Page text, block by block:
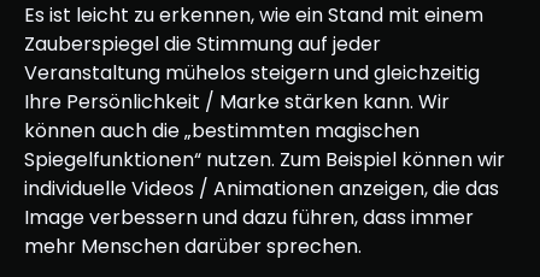
Es ist leicht zu erkennen, wie ein Stand mit einem
Zauberspiegel die Stimmung auf jeder
Veranstaltung mühelos steigern und gleichzeitig
Ihre Persönlichkeit / Marke stärken kann. Wir
können auch die „bestimmten magischen
Spiegelfunktionen“ nutzen. Zum Beispiel können wir
individuelle Videos / Animationen anzeigen, die das
Image verbessern und dazu führen, dass immer
mehr Menschen darüber sprechen.